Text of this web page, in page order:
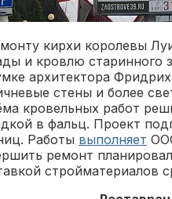
кирхи королевы
и кровлю старинного
архитектора
стены и более
кровельных работ
в фальц. Проект
Работы выполняет
ремонт
стройматериалов